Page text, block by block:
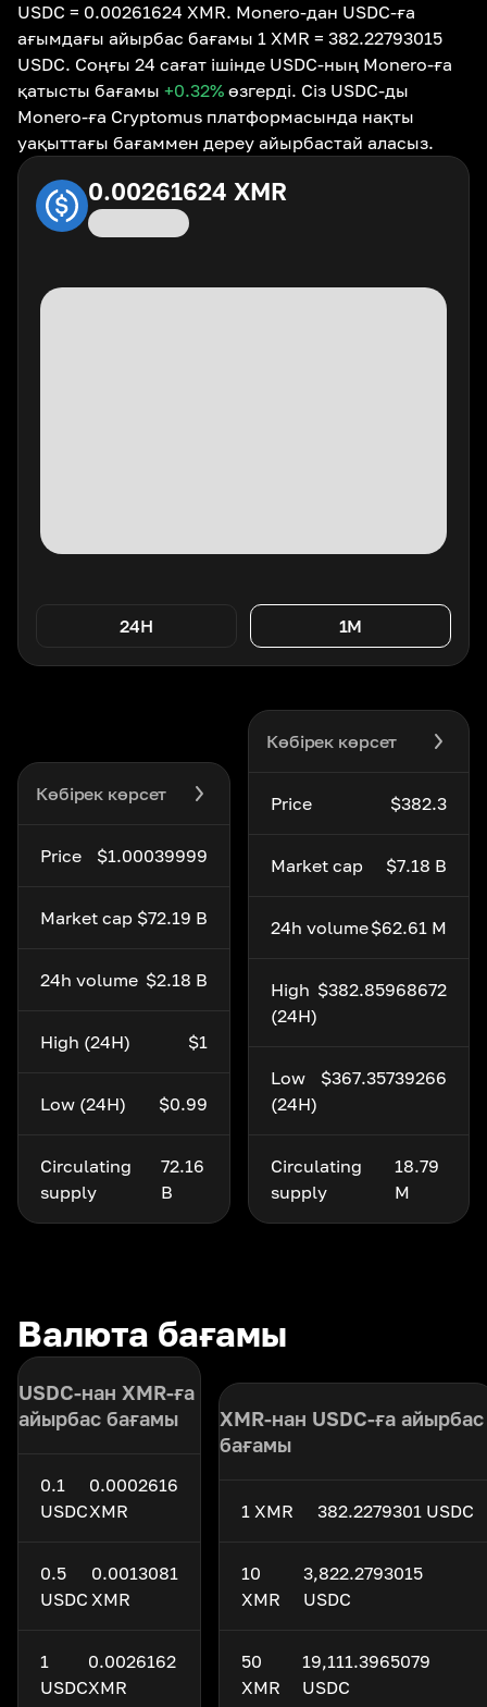
USDC = 0.00261624 XMR. Monero-дан USDC-ға
ағымдағы айырбас бағамы 1 XMR = 382.22793015
USDC. Соңғы 24 сағат ішінде USDC-ның Monero-ға
қатысты бағамы +0.32% өзгерді. Сіз USDC-ды
Monero-ға Cryptomus платформасында нақты
уақыттағы бағаммен дереу айырбастай аласыз.
0.00261624 XMR
24H 1M
Көбірек көрсет
Price $1.00039999
Market cap $72.19 B
24h volume $2.18 B
High (24H) $1
Low (24H) $0.99
Circulating
supply
72.16
B
Көбірек көрсет
Price $382.3
Market cap $7.18 B
24h volume$62.61 M
High
(24H)
$382.85968672
Low
(24H)
$367.35739266
Circulating
supply
18.79
M
Валюта бағамы
USDC-нан XMR-ға
айырбас бағамы
0.1
USDC
0.0002616
XMR
0.5
USDC
0.0013081
XMR
1
USDC
0.0026162
XMR
XMR-нан USDC-ға айырбас
бағамы
1 XMR 382.2279301 USDC
10
XMR
3,822.2793015
USDC
50
XMR
19,111.3965079
USDC